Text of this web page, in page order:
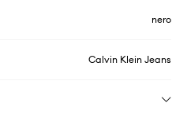
nero
Calvin Klein Jeans